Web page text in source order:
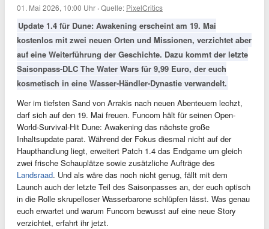
01. Mai 2026, 10:00 Uhr ·Quelle: PixelCritics
Update 1.4 für Dune: Awakening erscheint am 19. Mai
kostenlos mit zwei neuen Orten und Missionen, verzichtet aber
auf eine Weiterführung der Geschichte. Dazu kommt der letzte
Saisonpass-DLC The Water Wars für 9,99 Euro, der euch
kosmetisch in eine Wasser-Händler-Dynastie verwandelt.
Wer im tiefsten Sand von Arrakis nach neuen Abenteuern lechzt,
darf sich auf den 19. Mai freuen. Funcom hält für seinen Open-
World-Survival-Hit Dune: Awakening das nächste große
Inhaltsupdate parat. Während der Fokus diesmal nicht auf der
Haupthandlung liegt, erweitert Patch 1.4 das Endgame um gleich
zwei frische Schauplätze sowie zusätzliche Aufträge des
Landsraad. Und als wäre das noch nicht genug, fällt mit dem
Launch auch der letzte Teil des Saisonpasses an, der euch optisch
in die Rolle skrupelloser Wasserbarone schlüpfen lässt. Was genau
euch erwartet und warum Funcom bewusst auf eine neue Story
verzichtet, erfahrt ihr jetzt.